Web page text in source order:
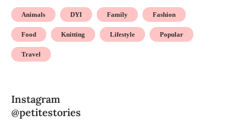
Animals DYI Family Fashion
Food Knitting Lifestyle Popular
Travel
Instagram
@petitestories